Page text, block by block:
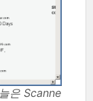
은 Scanne